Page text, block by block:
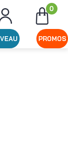
0
PROMOS